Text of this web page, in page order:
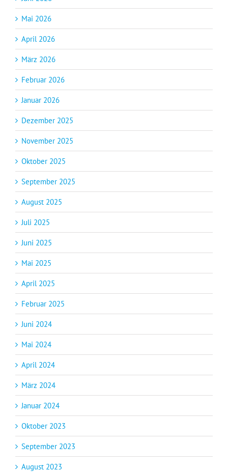
Mai 2026
April 2026
März 2026
Februar 2026
Januar 2026
Dezember 2025
November 2025
Oktober 2025
September 2025
August 2025
Juli 2025
Juni 2025
Mai 2025
April 2025
Februar 2025
Juni 2024
Mai 2024
April 2024
März 2024
Januar 2024
Oktober 2023
September 2023
August 2023